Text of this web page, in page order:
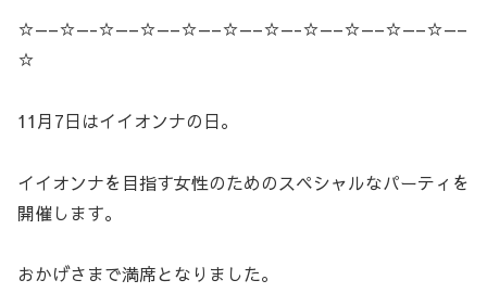
☆—–☆—-☆—–☆—–☆—–☆—–☆—-☆—–☆—–☆—–☆—–
☆
11月7日はイイオンナの日。
イイオンナを目指す女性のためのスペシャルなパーティを
開催します。
おかげさまで満席となりました。